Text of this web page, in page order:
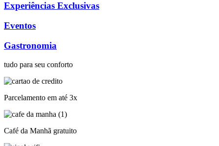
Experiências Exclusivas
Eventos
Gastronomia
tudo para seu conforto
Parcelamento em até 3x
Café da Manhã gratuito